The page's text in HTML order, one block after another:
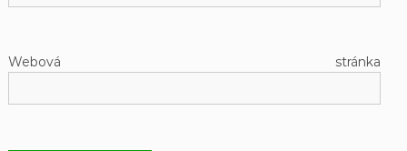
Webová stránka